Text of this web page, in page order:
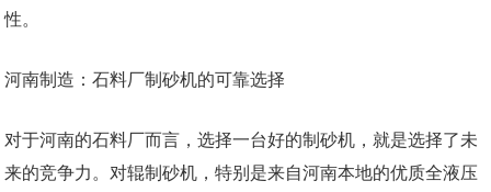
性。
河南制造：石料厂制砂机的可靠选择
对于河南的石料厂而言，选择一台好的制砂机，就是选择了未
来的竞争力。对辊制砂机，特别是来自河南本地的优质全液压